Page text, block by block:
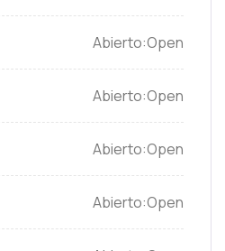
Open
Open
Open
Open